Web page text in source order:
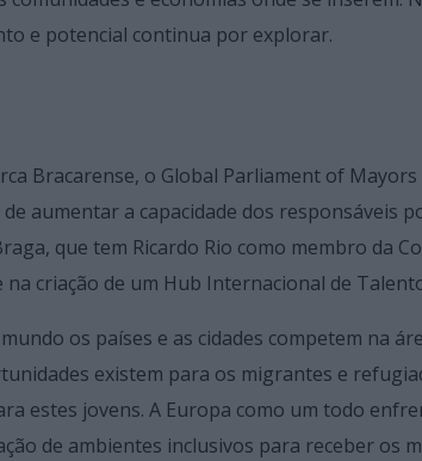
e potencial continua por explorar.
Bracarense, o Global Parliament of
de aumentar a capacidade dos responsáveis
que tem Ricardo Rio como membro da
na criação de um Hub Internacional de
os países e as cidades competem na
existem para os migrantes e
estes jovens. A Europa como um todo
de ambientes inclusivos para receber